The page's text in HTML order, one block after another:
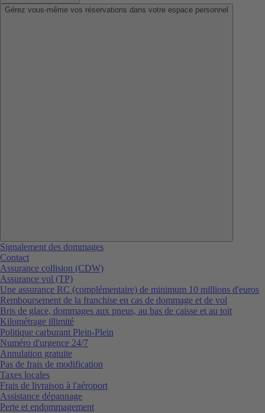
Gérez vous-même vos réservations dans votre espace personnel
Signalement des dommages
Contact
Assurance collision (CDW)
Assurance vol (TP)
Une assurance RC (complémentaire) de minimum 10 millions d'euros
Remboursement de la franchise en cas de dommage et de vol
Bris de glace, dommages aux pneus, au bas de caisse et au toit
Kilométrage illimité
Politique carburant Plein-Plein
Numéro d'urgence 24/7
Annulation gratuite
Pas de frais de modification
Taxes locales
Frais de livraison à l'aéroport
Assistance dépannage
Perte et endommagement